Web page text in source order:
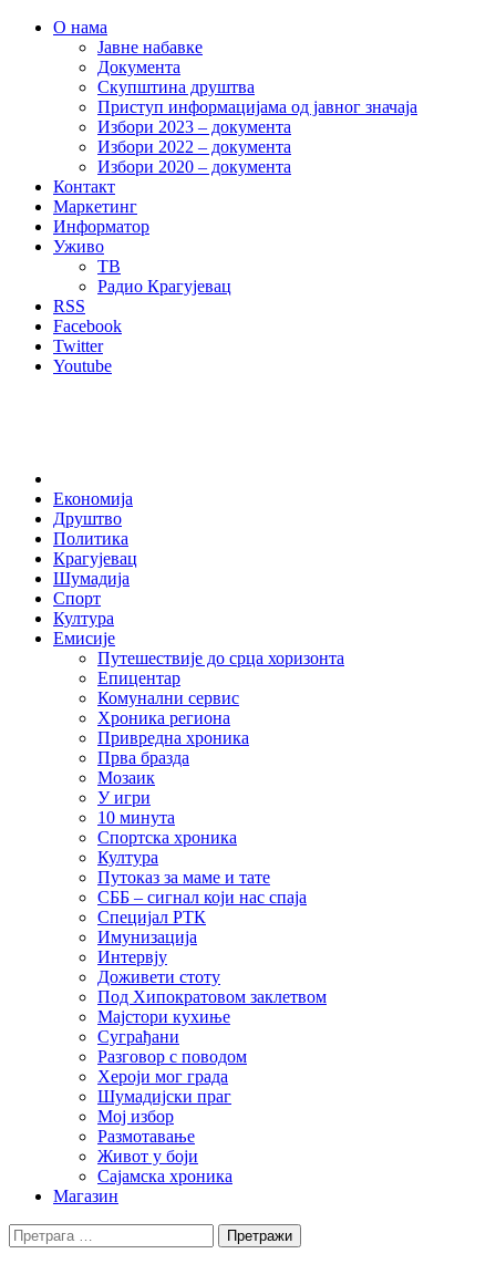
О нама
Јавне набавке
Документа
Скупштина друштва
Приступ информацијама од јавног значаја
Избори 2023 – документа
Избори 2022 – документа
Избори 2020 – документа
Контакт
Маркетинг
Информатор
Уживо
ТВ
Радио Крагујевац
RSS
Facebook
Twitter
Youtube
Економија
Друштво
Политика
Крагујевац
Шумадија
Спорт
Култура
Емисије
Путешествије до срца хоризонта
Епицентар
Комунални сервис
Хроника региона
Привредна хроника
Прва бразда
Мозаик
У игри
10 минута
Спортска хроника
Култура
Путоказ за маме и тате
СББ – сигнал који нас спаја
Специјал РТК
Имунизација
Интервју
Доживети стоту
Под Хипократовом заклетвом
Мајстори кухиње
Суграђани
Разговор с поводом
Хероји мог града
Шумадијски праг
Мој избор
Размотавање
Живот у боји
Сајамска хроника
Магазин
Претрага
за: